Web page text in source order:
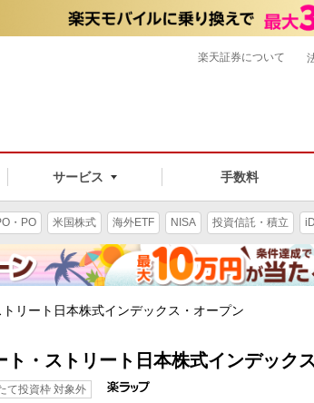
サービス 手数料
楽天証券について
・PO 米国株式 海外ETF NISA 投資信託・積立
リート日本株式インデックス・オープン
ト・ストリート日本株式インデック
て投資枠 対象外